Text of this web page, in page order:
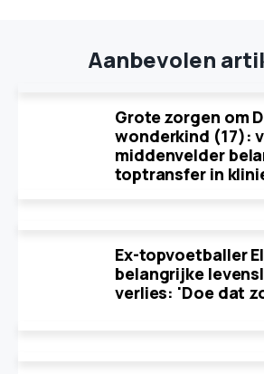
Aanbevolen
Grote zorgen om
wonderkind (17):
middenvelder
toptransfer in
Ex-topvoetballer
belangrijke
verlies: 'Doe dat